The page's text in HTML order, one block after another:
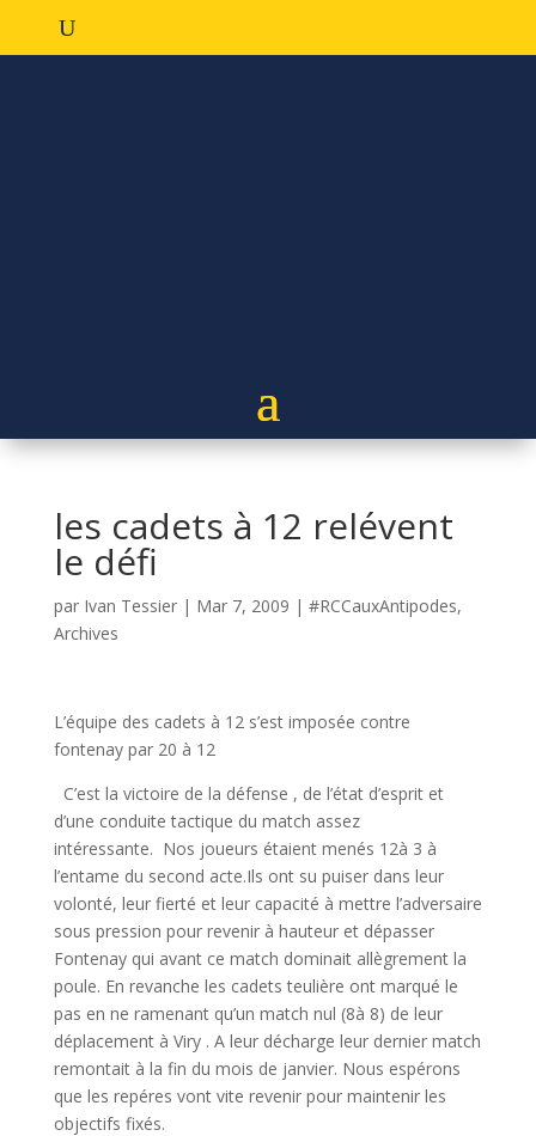
les cadets à 12 relévent
le défi
par Ivan Tessier| Mar 7, 2009 | #RCCauxAntipodes,
Archives
L’équipe des cadets à 12 s’est imposée contre
fontenay par 20 à 12
C’est la victoire de la défense , de l’état d’esprit et
d’une conduite tactique du match assez
intéressante. Nos joueurs étaient menés 12à 3 à
l’entame du second acte.Ils ont su puiser dans leur
volonté, leur fierté et leur capacité à mettre l’adversaire
sous pression pour revenir à hauteur et dépasser
Fontenay qui avant ce match dominait allègrement la
poule. En revanche les cadets teulière ont marqué le
pas en ne ramenant qu’un match nul (8à 8) de leur
déplacement à Viry . A leur décharge leur dernier match
remontait à la fin du mois de janvier. Nous espérons
que les repéres vont vite revenir pour maintenir les
objectifs fixés.